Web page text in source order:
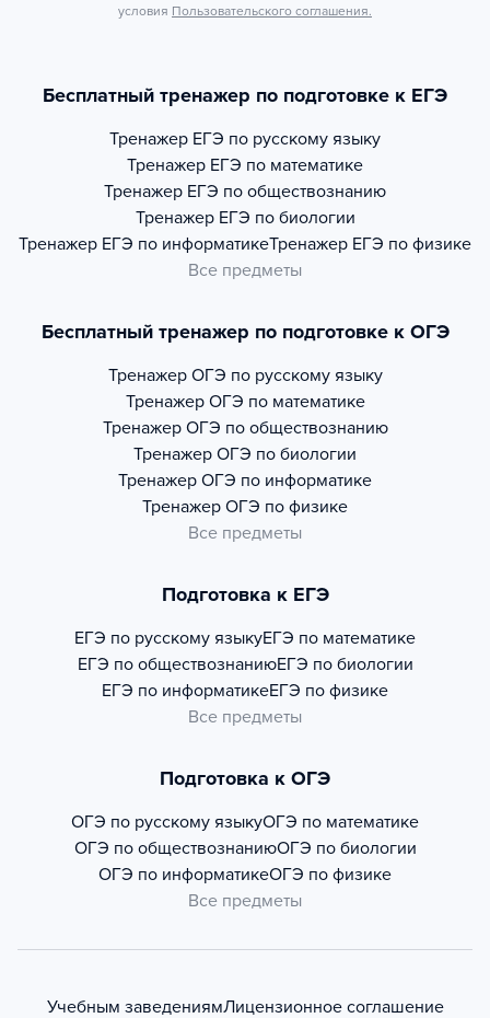
условия Пользовательского соглашения.
Бесплатный тренажер по подготовке к ЕГЭ
Тренажер ЕГЭ по русскому языку
Тренажер ЕГЭ по математике
Тренажер ЕГЭ по обществознанию
Тренажер ЕГЭ по биологии
Тренажер ЕГЭ по информатикеТренажер ЕГЭ по физике
Все предметы
Бесплатный тренажер по подготовке к ОГЭ
Тренажер ОГЭ по русскому языку
Тренажер ОГЭ по математике
Тренажер ОГЭ по обществознанию
Тренажер ОГЭ по биологии
Тренажер ОГЭ по информатике
Тренажер ОГЭ по физике
Все предметы
Подготовка к ЕГЭ
ЕГЭ по русскому языкуЕГЭ по математике
ЕГЭ по обществознаниюЕГЭ по биологии
ЕГЭ по информатикеЕГЭ по физике
Все предметы
Подготовка к ОГЭ
ОГЭ по русскому языкуОГЭ по математике
ОГЭ по обществознаниюОГЭ по биологии
ОГЭ по информатикеОГЭ по физике
Все предметы
Учебным заведениямЛицензионное соглашение